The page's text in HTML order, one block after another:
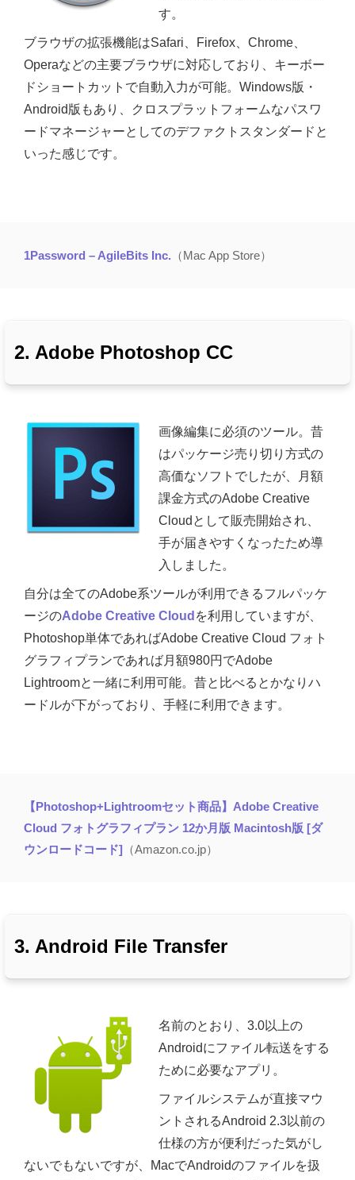
す。
ブラウザの拡張機能はSafari、Firefox、Chrome、
Operaなどの主要ブラウザに対応しており、キーボー
ドショートカットで自動入力が可能。Windows版・
Android版もあり、クロスプラットフォームなパスワ
ードマネージャーとしてのデファクトスタンダードと
いった感じです。
1Password – AgileBits Inc. （Mac App Store）
2. Adobe Photoshop CC
画像編集に必須のツール。昔
はパッケージ売り切り方式の
高価なソフトでしたが、月額
課金方式のAdobe Creative
Cloudとして販売開始され、
手が届きやすくなったため導
入しました。
自分は全てのAdobe系ツールが利用できるフルパッケ
ージのAdobe Creative Cloud を利用していますが、
Photoshop単体であればAdobe Creative Cloud フォト
グラフィプランであれば月額980円でAdobe
Lightroomと一緒に利用可能。昔と比べるとかなりハ
ードルが下がっており、手軽に利用できます。
【Photoshop+Lightroomセット商品】Adobe Creative
Cloud フォトグラフィプラン 12か月版 Macintosh版 [ダ
ウンロードコード] （Amazon.co.jp）
3. Android File Transfer
名前のとおり、3.0以上の
Androidにファイル転送をする
ために必要なアプリ。
ファイルシステムが直接マウ
ントされるAndroid 2.3以前の
仕様の方が便利だった気がし
ないでもないですが、MacでAndroidのファイルを扱